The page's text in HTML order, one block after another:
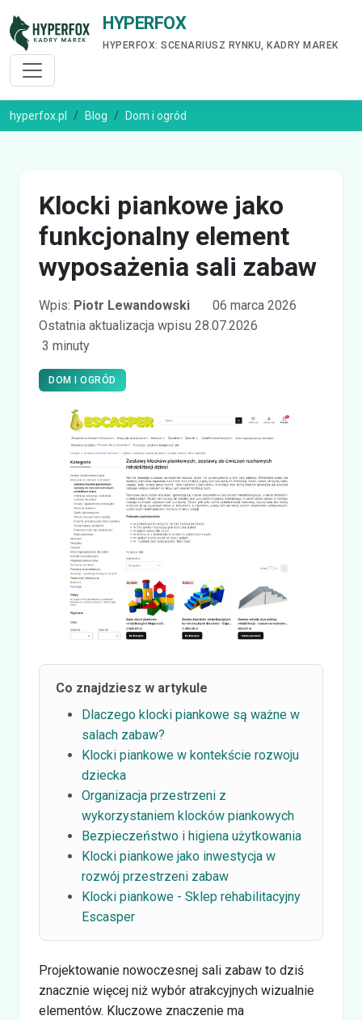
HYPERFOX
HYPERFOX: SCENARIUSZ RYNKU, KADRY MAREK
hyperfox.pl Blog Dom i ogród
Klocki piankowe jako
funkcjonalny element
wyposażenia sali zabaw
Wpis: Piotr Lewandowski
06 marca 2026
Ostatnia aktualizacja wpisu 28.07.2026
3 minuty
DOM I OGRÓD
Co znajdziesz w artykule
Dlaczego klocki piankowe są ważne w
salach zabaw?
Klocki piankowe w kontekście rozwoju
dziecka
Organizacja przestrzeni z
wykorzystaniem klocków piankowych
Bezpieczeństwo i higiena użytkowania
Klocki piankowe jako inwestycja w
rozwój przestrzeni zabaw
Klocki piankowe - Sklep rehabilitacyjny
Escasper
Projektowanie nowoczesnej sali zabaw to dziś
znacznie więcej niż wybór atrakcyjnych wizualnie
elementów. Kluczowe znaczenie ma